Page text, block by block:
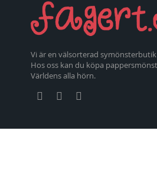
Vi är en välsorterad
Hos oss kan du köpa
Världens alla hörn.